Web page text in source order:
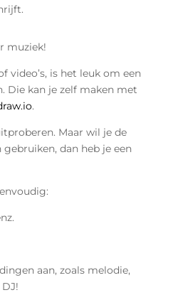
muziek!
video’s, is het leuk om een
Die kan je zelf maken met
.
Maar wil je de
dan heb je een
aan, zoals melodie,